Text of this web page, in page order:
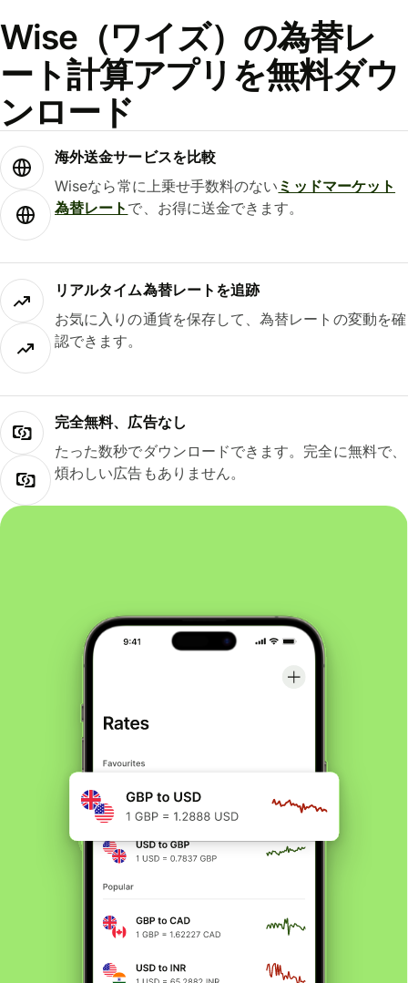
Wise（ワイズ）の為替レ
ート計算アプリを無料ダウ
ンロード
海外送金サービスを比較
Wiseなら常に上乗せ手数料のない ミッドマーケット
為替レート で、お得に送金できます。
リアルタイム為替レートを追跡
お気に入りの通貨を保存して、為替レートの変動を確
認できます。
完全無料、広告なし
たった数秒でダウンロードできます。完全に無料で、
煩わしい広告もありません。